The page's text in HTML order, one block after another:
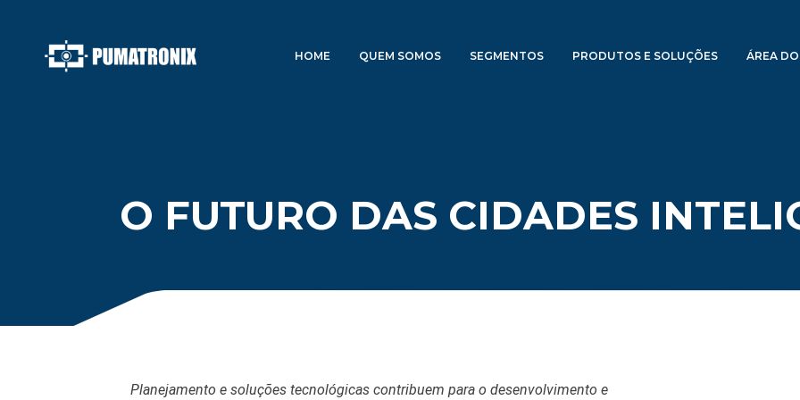
HOME QUEM SOMOS SEGMENTOS PRODUTOS E SOLUÇÕES ÁREA
O FUTURO DAS CIDADES
Planejamento e soluções tecnológicas contribuem para o desenvolvimento e